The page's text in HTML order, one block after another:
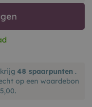
48 spaarpunten .
op een waardebon